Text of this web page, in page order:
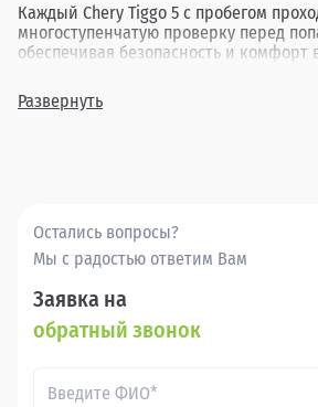
Каждый Chery Tiggo 5 с пробегом
многоступенчатую проверку перед
обеспечивая безопасность и
года выпуска, позволяя найти
каждого клиента.
Развернуть
Остались вопросы?
Мы с радостью ответим Вам
Заявка на
обратный звонок